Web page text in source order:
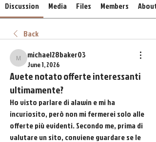
Discussion Media Files Members About
Back
michael28baker03
michael28baker03
June 1, 2026
Avete notato offerte interessanti
ultimamente?
Ho visto parlare di alawin e mi ha
incuriosito, però non mi fermerei solo alle
offerte più evidenti. Secondo me, prima di
valutare un sito, conviene guardare se le